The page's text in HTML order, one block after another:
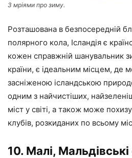
З мріями про зиму.
Розташована в безпосередній
полярного кола, Ісландія є
кожен справжній шанувальник
країни, є ідеальним місцем, де
засніженою ісландською
одним з найчистіших,
міст у світі, а також може
клубів, розкиданих по всьому
10. Малі,